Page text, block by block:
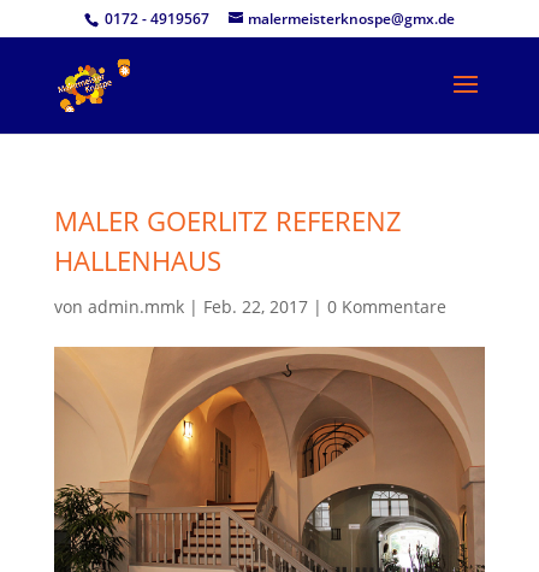
0172 - 4919567 malermeisterknospe@gmx.de
MALER GOERLITZ REFERENZ
HALLENHAUS
von admin.mmk| Feb. 22, 2017| 0 Kommentare